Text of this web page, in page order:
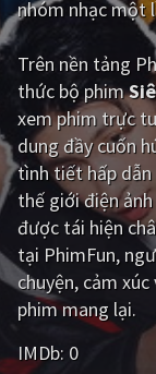
Bí ẩn
Viễn Tây
GameShow
QUỐC GIA
Âu - Mỹ
Hàn Quốc
Ấn Độ
nhóm nhạc một
Trên nền tảng
thức bộ phim
xem phim trực
dung đầy cuốn
tình tiết hấp
thế giới điện
được tái hiện
tại PhimFun,
chuyện, cảm
phim mang lại.
IMDb: 0